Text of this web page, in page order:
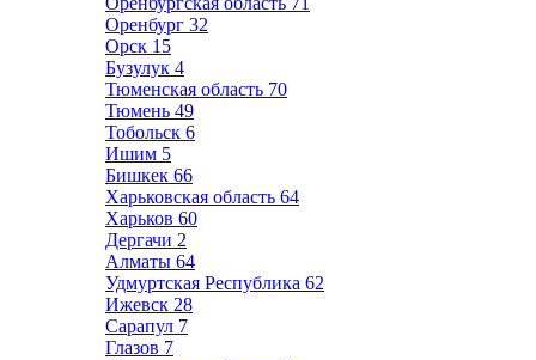
Оренбург 32
Орск 15
Бузулук 4
Тюменская область 70
Тюмень 49
Тобольск 6
Ишим 5
Бишкек 66
Харьковская область 64
Харьков 60
Дергачи 2
Алматы 64
Удмуртская Республика 62
Ижевск 28
Сарапул 7
Глазов 7